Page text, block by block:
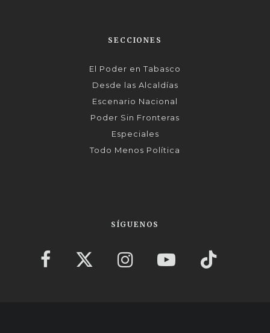
SECCIONES
El Poder en Tabasco
Desde las Alcaldías
Escenario Nacional
Poder Sin Fronteras
Especiales
Todo Menos Política
SÍGUENOS